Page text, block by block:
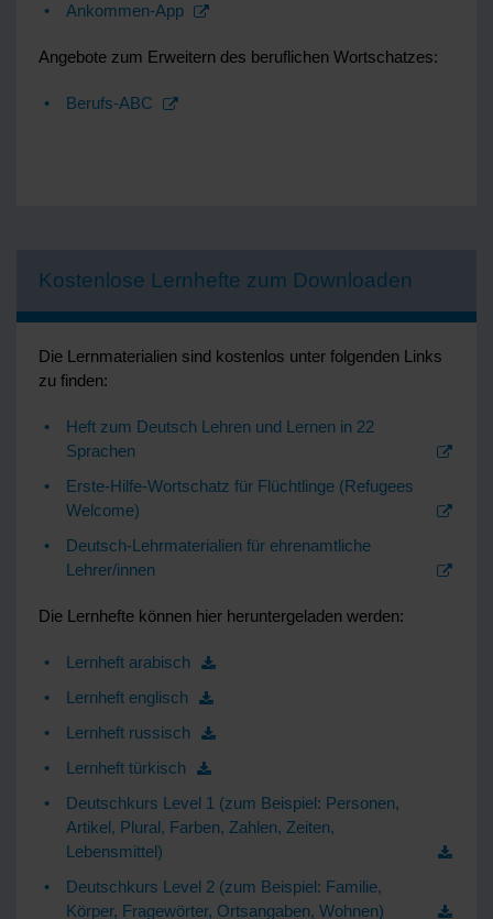
Ankommen-App
Angebote zum Erweitern des beruflichen Wortschatzes:
Berufs-ABC
Kostenlose Lernhefte zum Downloaden
Die Lernmaterialien sind kostenlos unter folgenden Links
zu finden:
Heft zum Deutsch Lehren und Lernen in 22
Sprachen
Erste-Hilfe-Wortschatz für Flüchtlinge (Refugees
Welcome)
Deutsch-Lehrmaterialien für ehrenamtliche
Lehrer/innen
Die Lernhefte können hier heruntergeladen werden:
Lernheft arabisch
Lernheft englisch
Lernheft russisch
Lernheft türkisch
Deutschkurs Level 1 (zum Beispiel: Personen,
Artikel, Plural, Farben, Zahlen, Zeiten,
Lebensmittel)
Deutschkurs Level 2 (zum Beispiel: Familie,
Körper, Fragewörter, Ortsangaben, Wohnen)